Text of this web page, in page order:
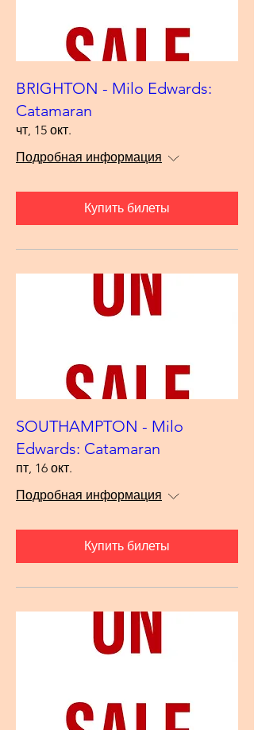
BRIGHTON - Milo Edwards:
Catamaran
чт, 15 окт.
Подробная информация
Купить билеты
SOUTHAMPTON - Milo
Edwards: Catamaran
пт, 16 окт.
Подробная информация
Купить билеты